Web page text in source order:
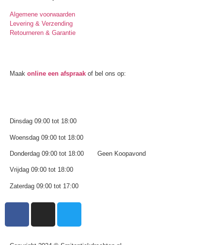
Algemene voorwaarden
Levering & Verzending
Retourneren & Garantie
Maak online een afspraak of bel ons op:
Dinsdag 09:00 tot 18:00
Woensdag 09:00 tot 18:00
Donderdag 09:00 tot 18:00 Geen Koopavond
Vrijdag 09:00 tot 18:00
Zaterdag 09:00 tot 17:00